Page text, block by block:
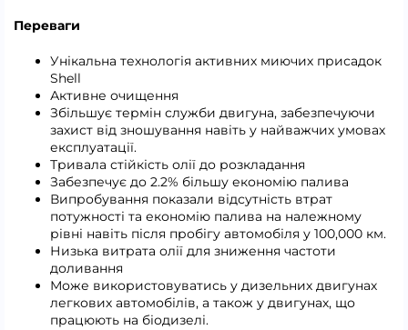
Переваги
Унікальна технологія активних миючих присадок
Shell
Активне очищення
Збільшує термін служби двигуна, забезпечуючи
захист від зношування навіть у найважчих умовах
експлуатації.
Тривала стійкість олії до розкладання
Забезпечує до 2.2% більшу економію палива
Випробування показали відсутність втрат
потужності та економію палива на належному
рівні навіть після пробігу автомобіля у 100,000 км.
Низька витрата олії для зниження частоти
доливання
Може використовуватись у дизельних двигунах
легкових автомобілів, а також у двигунах, що
працюють на біодизелі.